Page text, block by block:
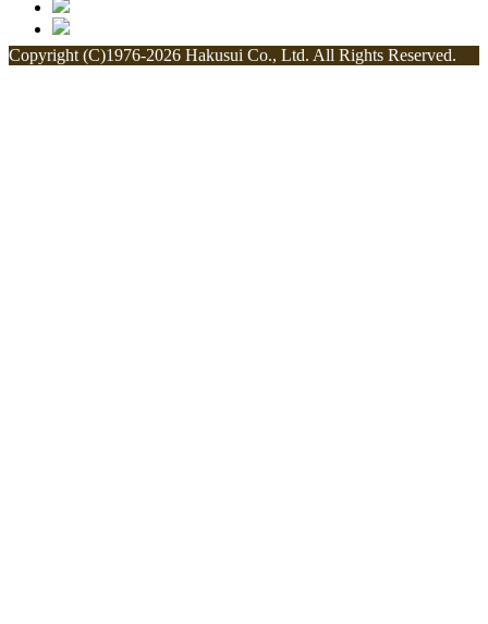
Copyright (C)1976-2026 Hakusui Co., Ltd. All Rights Reserved.